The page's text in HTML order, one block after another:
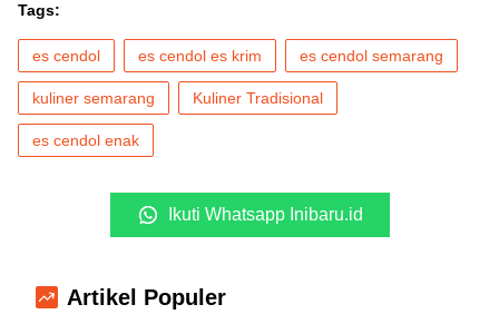
Tags:
es cendol es cendol es krim es cendol semarang
kuliner semarang Kuliner Tradisional
es cendol enak
Ikuti Whatsapp Inibaru.id
Artikel Populer